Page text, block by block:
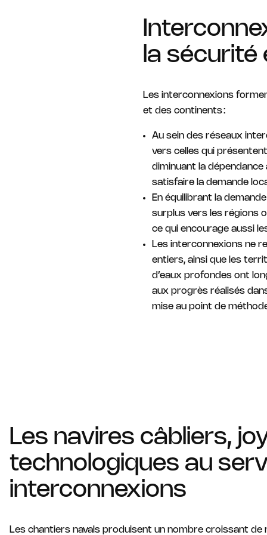
la sécurité
Les interconnexions
et des continents :
Au sein des réseaux
vers celles qui
diminuant la
satisfaire la demande
En équilibrant la
surplus vers les régions
ce qui encourage aussi
Les interconnexions ne
entiers, ainsi que les
d’eaux profondes ont
aux progrès réalisés
mise au point de
Les navires câbliers,
technologiques au
interconnexions
Les chantiers navals produisent un nombre croissant de